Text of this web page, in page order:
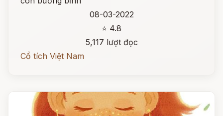
08-03-2022
⭐ 4.8
5,117 lượt đọc
Cổ tích Việt Nam